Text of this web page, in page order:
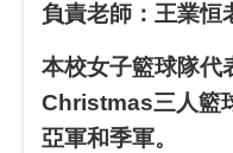
負責老師：王業恒
本校女子籃球隊代
Christmas三人籃
亞軍和季軍。